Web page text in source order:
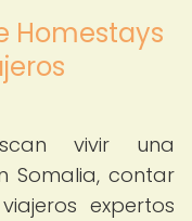
Homestays
vivir una
Somalia, contar
expertos